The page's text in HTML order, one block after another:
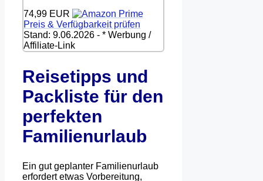
74,99 EUR
Preis & Verfügbarkeit prüfen
Stand: 9.06.2026 - * Werbung /
Affiliate-Link
Reisetipps und
Packliste für den
perfekten
Familienurlaub
Ein gut geplanter Familienurlaub
erfordert etwas Vorbereitung,